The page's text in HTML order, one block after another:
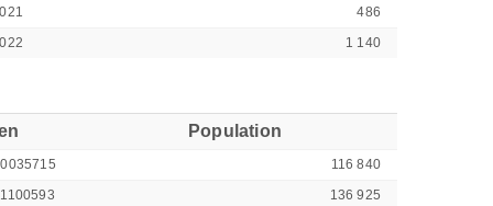
486
1 140
Population
116 840
136 925